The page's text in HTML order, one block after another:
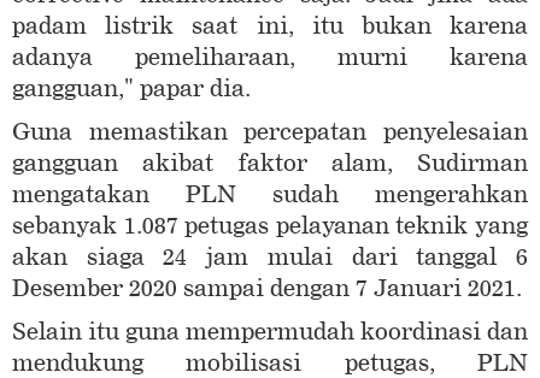
padam listrik saat ini, itu bukan karena
adanya pemeliharaan, murni karena
gangguan," papar dia.
Guna memastikan percepatan penyelesaian
gangguan akibat faktor alam, Sudirman
mengatakan PLN sudah mengerahkan
sebanyak 1.087 petugas pelayanan teknik yang
akan siaga 24 jam mulai dari tanggal 6
Desember 2020 sampai dengan 7 Januari 2021.
Selain itu guna mempermudah koordinasi dan
mendukung mobilisasi petugas, PLN